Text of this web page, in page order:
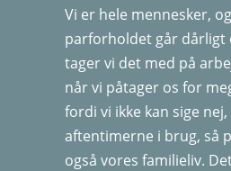
Vi er hele mennesker,
parforholdet går dårligt
tager vi det med på
når vi påtager os for
fordi vi ikke kan sige
aftentimerne i brug, så
også vores familieliv.